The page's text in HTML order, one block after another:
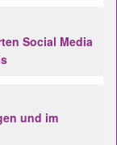
Social Media
und im